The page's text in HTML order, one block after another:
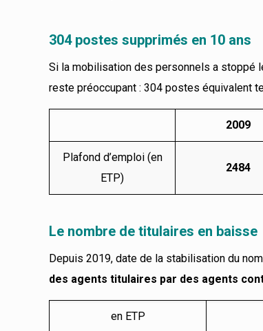
304 postes supprimés en 10 ans
Si la mobilisation des personnels a stoppé
reste préoccupant : 304 postes équivalent
2009
Plafond d’emploi (en
ETP)
2484
Le nombre de titulaires en baisse
Depuis 2019, date de la stabilisation du
des agents titulaires par des agents
en ETP